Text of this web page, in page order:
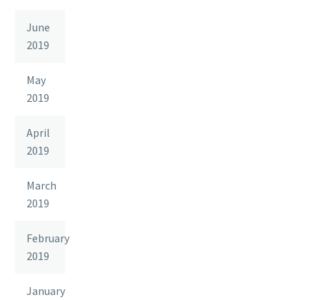
June
2019
May
2019
April
2019
March
2019
February
2019
January